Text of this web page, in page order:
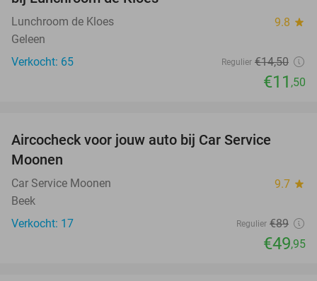
Lunchroom de Kloes 9.8 star
Geleen
Verkocht: 65
Regulier €14,50
€11 ,50
Aircocheck voor jouw auto bij Car Service
Moonen
Car Service Moonen 9.7 star
Beek
Verkocht: 17
Regulier €89
€49,95